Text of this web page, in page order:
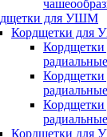
для УШМ
Кордщетки для
Кордщетки для